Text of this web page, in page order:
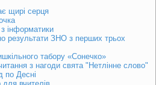
щирі серця
інформатики
результати ЗНО з перших трьох
табору «Сонечко»
з нагоди свята "Нетлінне слово"
по Десні